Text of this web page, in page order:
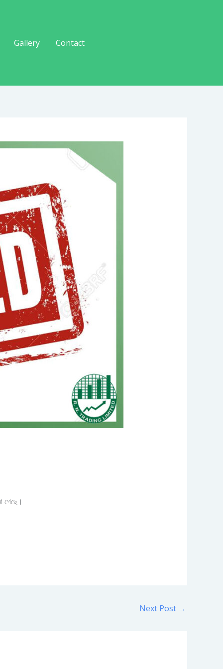
Gallery Contact
গেছে।
Next Post →